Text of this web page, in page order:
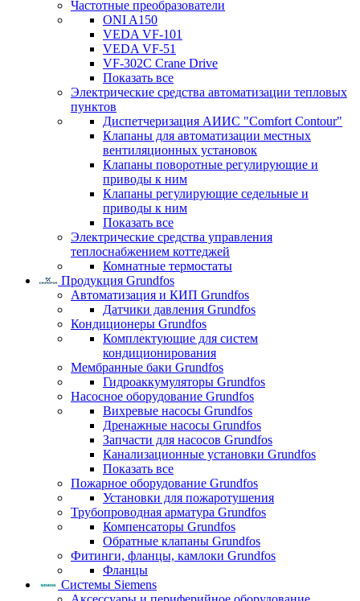
Частотные преобразователи
ONI A150
VEDA VF-101
VEDA VF-51
VF-302C Crane Drive
Показать все
Электрические средства автоматизации тепловых
пунктов
Диспетчеризация АИИС "Comfort Contour"
Клапаны для автоматизации местных
вентиляционных установок
Клапаны поворотные регулирующие и
приводы к ним
Клапаны регулирующие седельные и
приводы к ним
Показать все
Электрические средства управления
теплоснабжением коттеджей
Комнатные термостаты
Продукция Grundfos
Автоматизация и КИП Grundfos
Датчики давления Grundfos
Кондиционеры Grundfos
Комплектующие для систем
кондиционирования
Мембранные баки Grundfos
Гидроаккумуляторы Grundfos
Насосное оборудование Grundfos
Вихревые насосы Grundfos
Дренажные насосы Grundfos
Запчасти для насосов Grundfos
Канализационные установки Grundfos
Показать все
Пожарное оборудование Grundfos
Установки для пожаротушения
Трубопроводная арматура Grundfos
Компенсаторы Grundfos
Обратные клапаны Grundfos
Фитинги, фланцы, камлоки Grundfos
Фланцы
Системы Siemens